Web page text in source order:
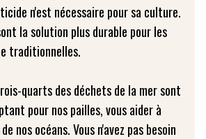
n'est nécessaire pour sa culture.
la solution plus durable pour les
traditionnelles.
quarts des déchets de la mer sont
pour nos pailles, vous aider à
nos océans. Vous n'avez pas besoin